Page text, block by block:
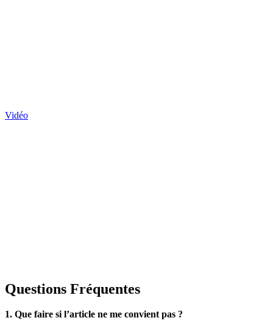
Vidéo
Questions Fréquentes
1. Que faire si l’article ne me convient pas ?